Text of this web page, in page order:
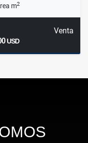
m2
Venta
USD